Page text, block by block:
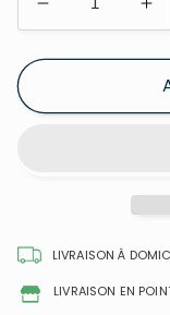
Réduire
la
quantité
Guerlain
Parfum
femme
la
de
LIVRAISON À
LIVRAISON EN